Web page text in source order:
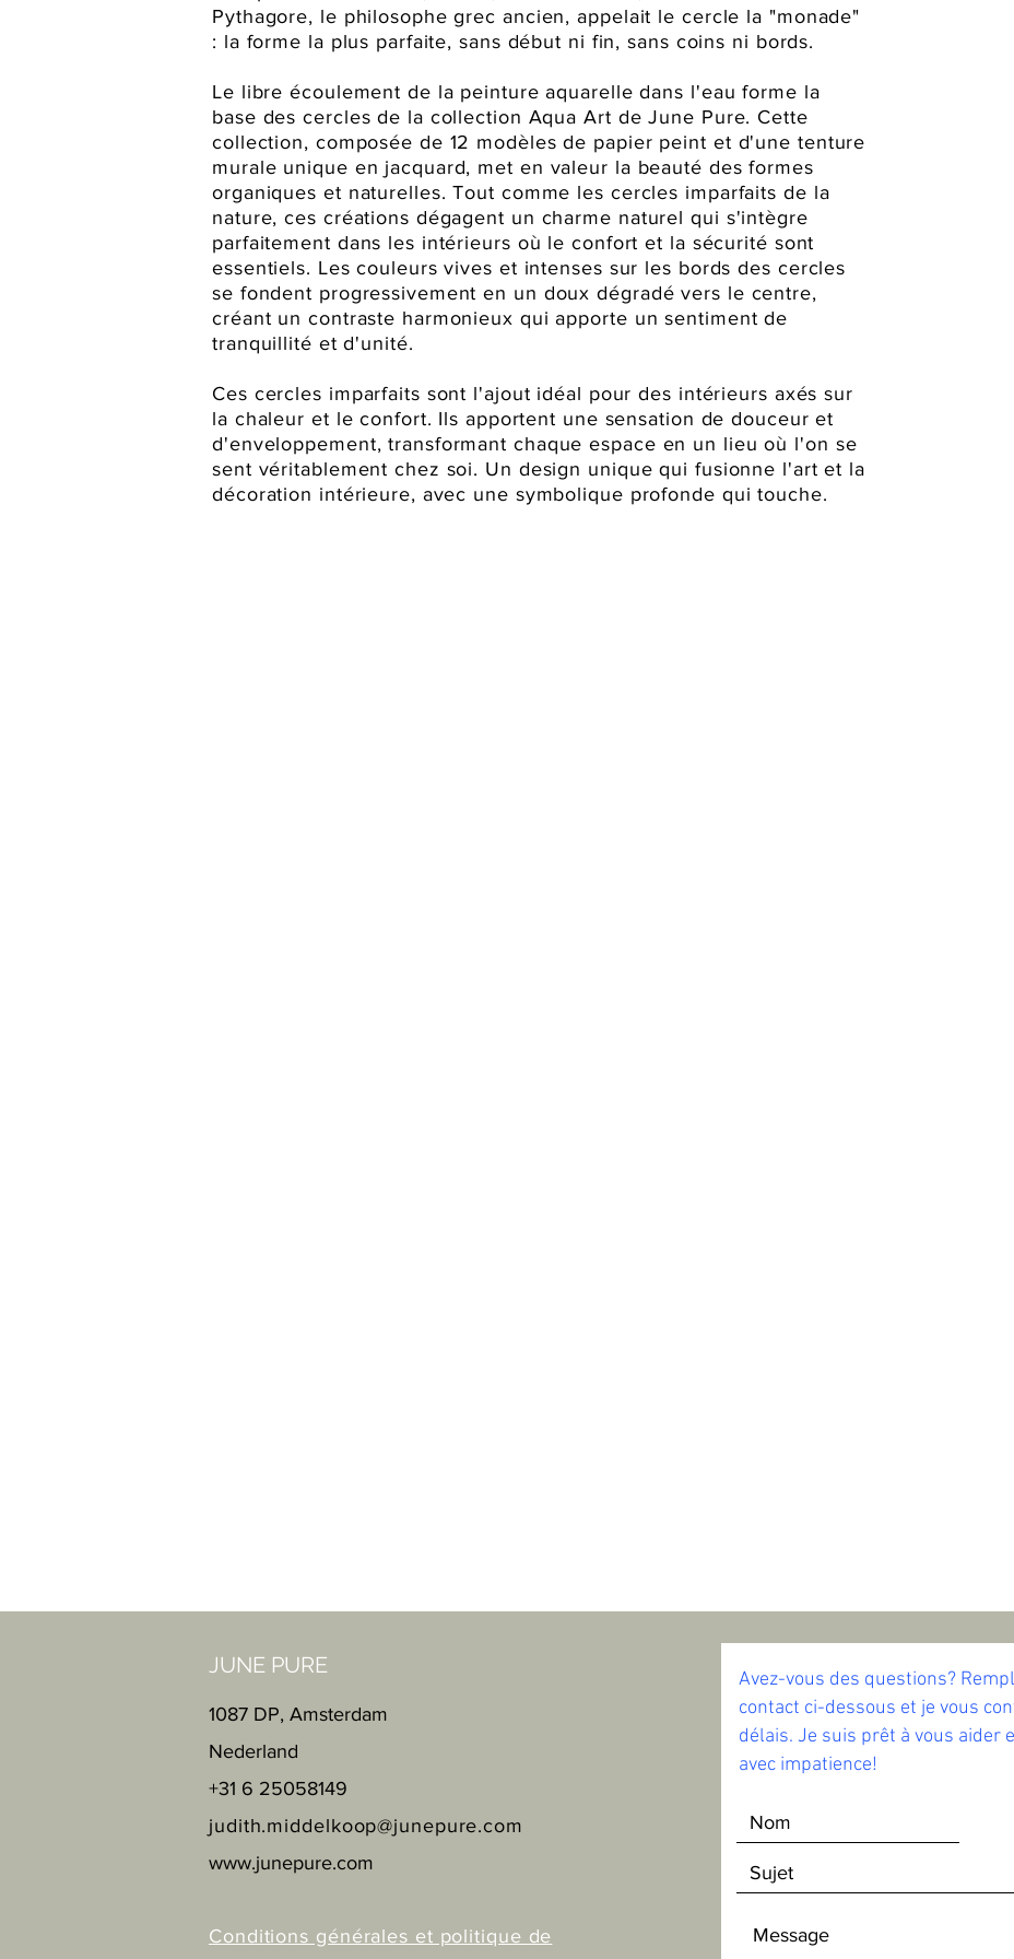
Pythagore, le philosophe grec ancien, appelait le cercle la "monade"
: la forme la plus parfaite, sans début ni fin, sans coins ni bords.
Le libre écoulement de la peinture aquarelle dans l'eau forme la
base des cercles de la collection Aqua Art de June Pure. Cette
collection, composée de 12 modèles de papier peint et d'une tenture
murale unique en jacquard, met en valeur la beauté des formes
organiques et naturelles. Tout comme les cercles imparfaits de la
nature, ces créations dégagent un charme naturel qui s'intègre
parfaitement dans les intérieurs où le confort et la sécurité sont
essentiels. Les couleurs vives et intenses sur les bords des cercles
se fondent progressivement en un doux dégradé vers le centre,
créant un contraste harmonieux qui apporte un sentiment de
tranquillité et d'unité.
Ces cercles imparfaits sont l'ajout idéal pour des intérieurs axés sur
la chaleur et le confort. Ils apportent une sensation de douceur et
d'enveloppement, transformant chaque espace en un lieu où l'on se
sent véritablement chez soi. Un design unique qui fusionne l'art et la
décoration intérieure, avec une symbolique profonde qui touche.
JUNE PURE
1087 DP, Amsterdam
Nederland
+31 6 25058149
judith.middelkoop@junepure.com
www.junepure.com
Conditions générales et politique de
Avez-vous des questions?
contact ci-dessous et je vous
délais. Je suis prêt à vous aider
avec impatience!